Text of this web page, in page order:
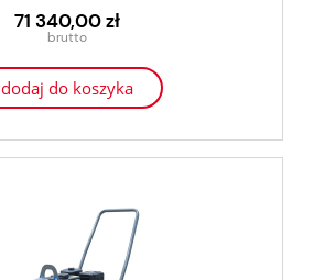
71 340,00 zł
dodaj do koszyka